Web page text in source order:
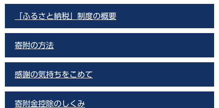
「ふるさと納税」制度の概要
寄附の方法
感謝の気持ちをこめて
寄附金控除のしくみ